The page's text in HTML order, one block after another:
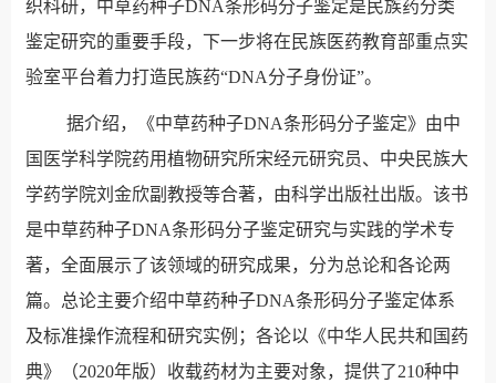
织科研，中草药种子DNA条形码分子鉴定是民族药分类
鉴定研究的重要手段，下一步将在民族医药教育部重点实
验室平台着力打造民族药“DNA分子身份证”。
据介绍，《中草药种子DNA条形码分子鉴定》由中
国医学科学院药用植物研究所宋经元研究员、中央民族大
学药学院刘金欣副教授等合著，由科学出版社出版。该书
是中草药种子DNA条形码分子鉴定研究与实践的学术专
著，全面展示了该领域的研究成果，分为总论和各论两
篇。总论主要介绍中草药种子DNA条形码分子鉴定体系
及标准操作流程和研究实例；各论以《中华人民共和国药
典》（2020年版）收载药材为主要对象，提供了210种中